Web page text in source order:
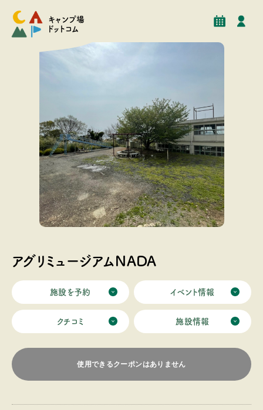
キャンプ場
ドットコム
予約 施設情報
アグリミュージアムNADA
施設を予約 イベント情報
クチコミ 施設情報
使用できるクーポンはありません